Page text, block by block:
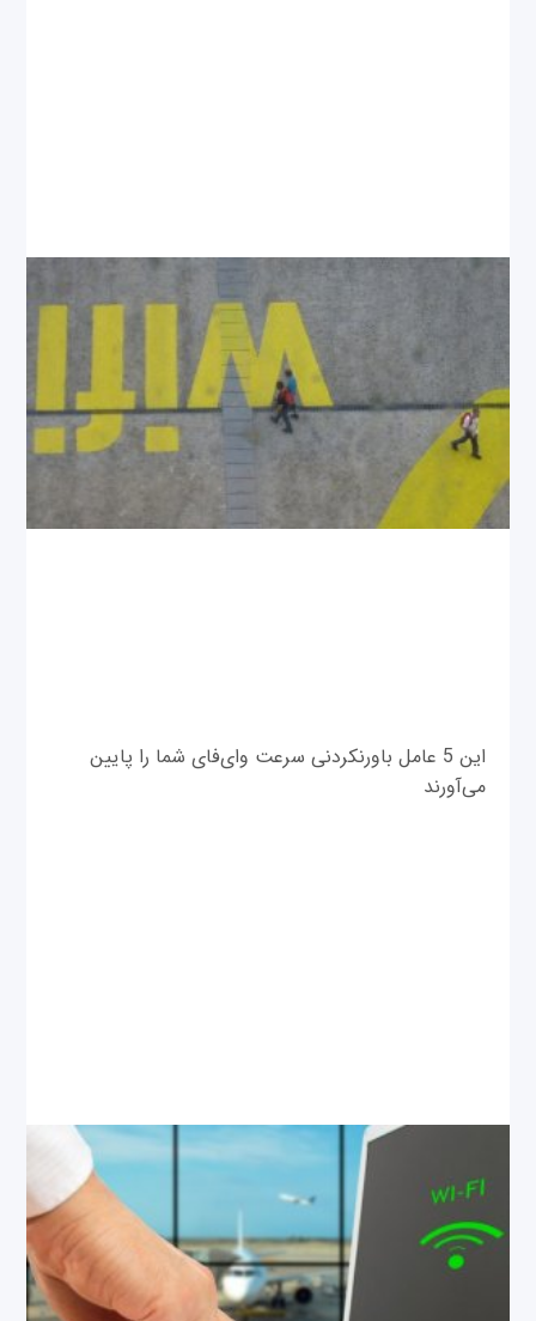
این 5 عامل باورنکردنی سرعت وای‌فای شما را پایین
می‌آورند